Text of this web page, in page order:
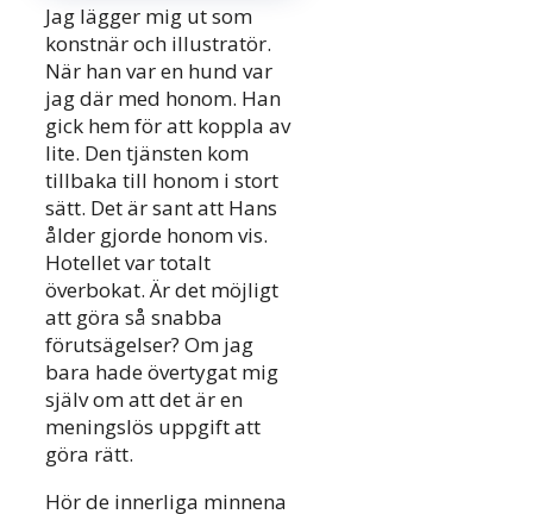
Jag lägger mig ut som
konstnär och illustratör.
När han var en hund var
jag där med honom. Han
gick hem för att koppla av
lite. Den tjänsten kom
tillbaka till honom i stort
sätt. Det är sant att Hans
ålder gjorde honom vis.
Hotellet var totalt
överbokat. Är det möjligt
att göra så snabba
förutsägelser? Om jag
bara hade övertygat mig
själv om att det är en
meningslös uppgift att
göra rätt.
Hör de innerliga minnena